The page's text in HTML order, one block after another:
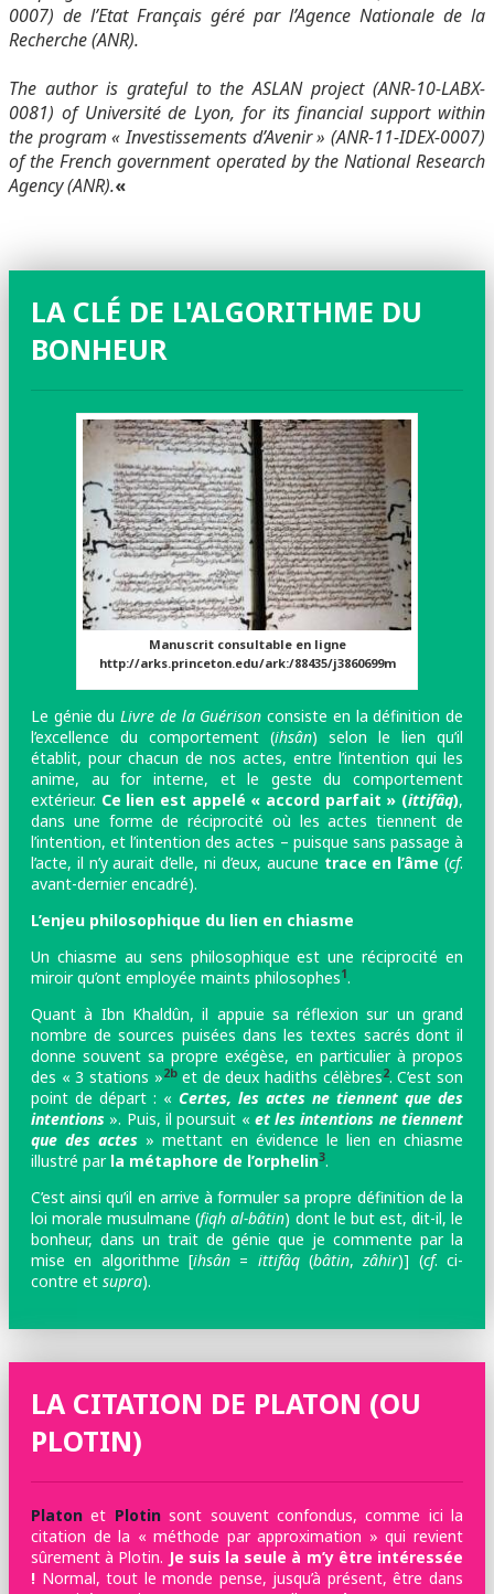
0007) de l’Etat Français géré par l’Agence Nationale de la
Recherche (ANR).
The author is grateful to the ASLAN project (ANR-10-LABX-
0081) of Université de Lyon, for its financial support within
the program « Investissements d’Avenir » (ANR-11-IDEX-0007)
of the French government operated by the National Research
Agency (ANR).«
LA CLÉ DE L'ALGORITHME DU
BONHEUR
Manuscrit consultable en ligne
http://arks.princeton.edu/ark:/88435/j3860699m
Le génie duLivre de la Guérison consiste en la définition de
l’excellence du comportement (ihsân) selon le lien qu’il
établit, pour chacun de nos actes, entre l’intention qui les
anime, au for interne, et le geste du comportement
extérieur. Ce lien est appelé « accord parfait » (ittifâq),
dans une forme de réciprocité où les actes tiennent de
l’intention, et l’intention des actes – puisque sans passage à
l’acte, il n’y aurait d’elle, ni d’eux, aucune trace en l’âme (cf.
avant-dernier encadré).
L’enjeu philosophique du lien en chiasme
Un chiasme au sens philosophique est une réciprocité en
miroir qu’ont employée maints philosophes1.
Quant à Ibn Khaldûn, il appuie sa réflexion sur un grand
nombre de sources puisées dans les textes sacrés dont il
donne souvent sa propre exégèse, en particulier à propos
des « 3 stations »2bet de deux hadiths célèbres2. C’est son
point de départ : « Certes, les actes ne tiennent que des
intentions ». Puis, il poursuit « et les intentions ne tiennent
que des actes » mettant en évidence le lien en chiasme
illustré par la métaphore de l’orphelin3.
C’est ainsi qu’il en arrive à formuler sa propre définition de la
loi morale musulmane (fiqh al-bâtin) dont le but est, dit-il, le
bonheur, dans un trait de génie que je commente par la
mise en algorithme [ihsân = ittifâq(bâtin,zâhir)] (cf. ci-
contre et supra).
LA CITATION DE PLATON (OU
PLOTIN)
Platon et Plotinsont souvent confondus, comme ici la
citation de la « méthode par approximation » qui revient
sûrement à Plotin. Je suis la seule à m’y être intéressée
! Normal, tout le monde pense, jusqu’à présent, être dans